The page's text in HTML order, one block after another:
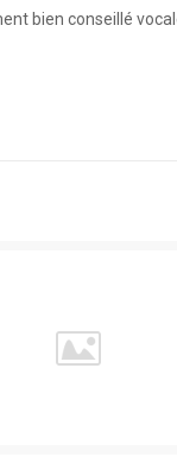
bien conseillé